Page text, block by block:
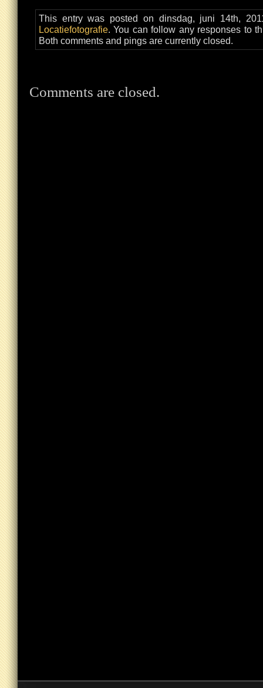
This entry was posted on dinsdag, juni 14th,
Locatiefotografie. You can follow any responses to
Both comments and pings are currently closed.
Comments are closed.